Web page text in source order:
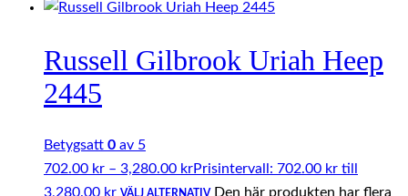
Russell Gilbrook Uriah Heep
2445
Betygsatt 0 av 5
702.00 kr – 3,280.00 krPrisintervall: 702.00 kr till
3,280.00 kr VÄLJ ALTERNATIV Den här produkten har flera